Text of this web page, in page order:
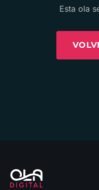
Esta ola